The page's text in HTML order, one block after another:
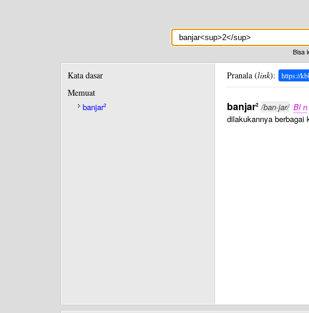
Bisa
Kata dasar
Memuat
banjar2
Pranala (link): https://
banjar2 /ban·jar/ Bl n
dilakukannya berbagai